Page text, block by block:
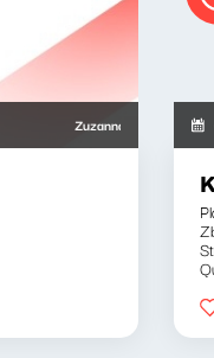
Zuzanna Iłenda, Maria